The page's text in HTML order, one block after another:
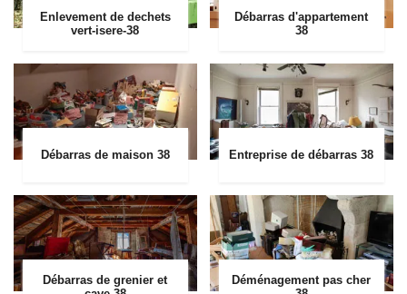
Enlevement de dechets
vert-isere-38
Débarras d'appartement
38
Débarras de maison 38 Entreprise de débarras 38
Débarras de grenier et
Déménagement pas cher